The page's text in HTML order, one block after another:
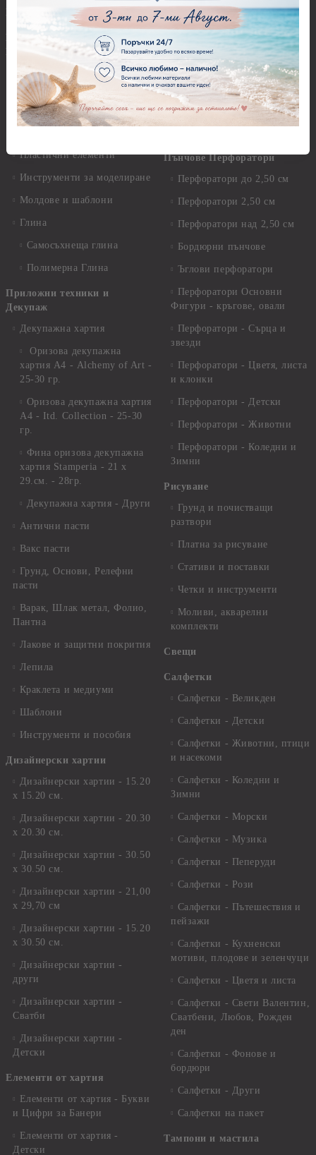
Висулки
Глина,Гипс, Калъпи,
Елементи, Инструменти
Керамична смес за отливки
Керамични елементи
Елементи от полимерна
Пластични елементи
Инструменти за моделиране
Молдове и шаблони
Глина
Самосъхнеща глина
Полимерна Глина
Приложни техники и
Декупаж
Декупажна хартия
Оризова декупажна
хартия А4 - Alchemy of Art -
25-30 гр.
Оризова декупажна хартия
А4 - Itd. Collection - 25-30
гр.
Фина оризова декупажна
хартия Stamperia - 21 х
29.см. - 28гр.
Декупажна хартия - Други
Антични пасти
Вакс пасти
Грунд, Основи, Релефни
пасти
Варак, Шлак метал, Фолио,
Пантна
Лакове и защитни покрития
Лепила
Краклета и медиуми
Шаблони
Инструменти и пособия
Дизайнерски хартии
Дизайнерски хартии - 15.20
х 15.20 см.
Дизайнерски хартии - 20.30
х 20.30 см.
Дизайнерски хартии - 30.50
х 30.50 см.
Дизайнерски хартии - 21,00
х 29,70 см
Дизайнерски хартии - 15.20
x 30.50 см.
Дизайнерски хартии -
други
Дизайнерски хартии -
Сватби
Дизайнерски хартии -
Детски
Елементи от хартия
Елементи от хартия - Букви
и Цифри за Банери
Елементи от хартия -
Детски
Керамика и метал
Предмети за декорация -
Стирофом
Предмети за декорация -
Стъкло
Предмети за декорация -
Плат, органза, зебло,
Пънчове Перфоратори
Перфоратори до 2,50 см
Перфоратори 2,50 см
Перфоратори над 2,50 см
Бордюрни пънчове
Ъглови перфоратори
Перфоратори Основни
Фигури - кръгове, овали
Перфоратори - Сърца и
звезди
Перфоратори - Цветя, листа
и клонки
Перфоратори - Детски
Перфоратори - Животни
Перфоратори - Коледни и
Зимни
Рисуване
Грунд и почистващи
разтвори
Платна за рисуване
Стативи и поставки
Четки и инструменти
Моливи, акварелни
комплекти
Свещи
Салфетки
Салфетки - Великден
Салфетки - Детски
Салфетки - Животни, птици
и насекоми
Салфетки - Коледни и
Зимни
Салфетки - Морски
Салфетки - Музика
Салфетки - Пеперуди
Салфетки - Рози
Салфетки - Пътешествия и
пейзажи
Салфетки - Кухненски
мотиви, плодове и зеленчуци
Салфетки - Цветя и листа
Салфетки - Свети Валентин,
Сватбени, Любов, Рожден
ден
Салфетки - Фонове и
бордюри
Салфетки - Други
Салфетки на пакет
Тампони и мастила